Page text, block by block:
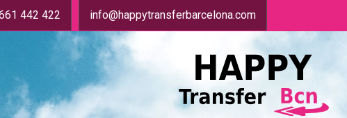
442 422 info@happytransferbarcelona.com